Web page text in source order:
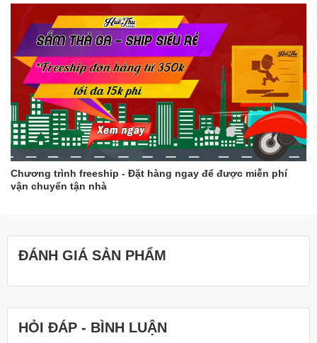
Chương trình freeship - Đặt hàng ngay để được miễn phí
vận chuyển tận nhà
ĐÁNH GIÁ SẢN PHẨM
HỎI ĐÁP - BÌNH LUẬN